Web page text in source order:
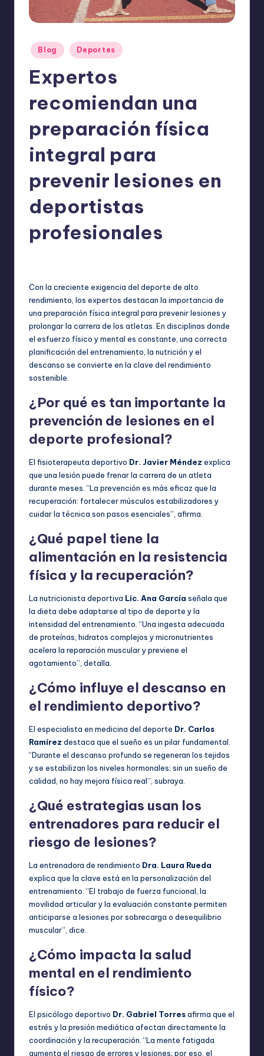
Publicado
en
Blog Deportes
Expertos
recomiendan una
preparación física
integral para
prevenir lesiones en
deportistas
profesionales
Con la creciente exigencia del deporte de alto
rendimiento, los expertos destacan la importancia de
una preparación física integral para prevenir lesiones y
prolongar la carrera de los atletas. En disciplinas donde
el esfuerzo físico y mental es constante, una correcta
planificación del entrenamiento, la nutrición y el
descanso se convierte en la clave del rendimiento
sostenible.
¿Por qué es tan importante la
prevención de lesiones en el
deporte profesional?
El fisioterapeuta deportivo Dr. Javier Méndez explica
que una lesión puede frenar la carrera de un atleta
durante meses. “La prevención es más eficaz que la
recuperación: fortalecer músculos estabilizadores y
cuidar la técnica son pasos esenciales”, afirma.
¿Qué papel tiene la
alimentación en la resistencia
física y la recuperación?
La nutricionista deportiva Lic. Ana García señala que
la dieta debe adaptarse al tipo de deporte y la
intensidad del entrenamiento. “Una ingesta adecuada
de proteínas, hidratos complejos y micronutrientes
acelera la reparación muscular y previene el
agotamiento”, detalla.
¿Cómo influye el descanso en
el rendimiento deportivo?
El especialista en medicina del deporte Dr. Carlos
Ramírez destaca que el sueño es un pilar fundamental.
“Durante el descanso profundo se regeneran los tejidos
y se estabilizan los niveles hormonales; sin un sueño de
calidad, no hay mejora física real”, subraya.
¿Qué estrategias usan los
entrenadores para reducir el
riesgo de lesiones?
La entrenadora de rendimiento Dra. Laura Rueda
explica que la clave está en la personalización del
entrenamiento. “El trabajo de fuerza funcional, la
movilidad articular y la evaluación constante permiten
anticiparse a lesiones por sobrecarga o desequilibrio
muscular”, dice.
¿Cómo impacta la salud
mental en el rendimiento
físico?
El psicólogo deportivo Dr. Gabriel Torresafirma que el
estrés y la presión mediática afectan directamente la
coordinación y la recuperación. “La mente fatigada
aumenta el riesgo de errores y lesiones; por eso, el